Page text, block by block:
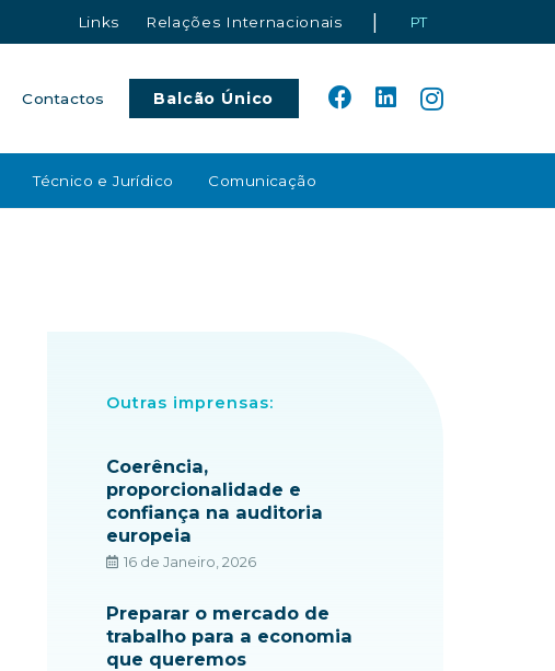
Links Relações Internacionais | PT
Contactos Balcão Único
Técnico e Jurídico Comunicação
Outras imprensas:
Coerência,
proporcionalidade e
confiança na auditoria
europeia
16 de Janeiro, 2026
Preparar o mercado de
trabalho para a economia
que queremos